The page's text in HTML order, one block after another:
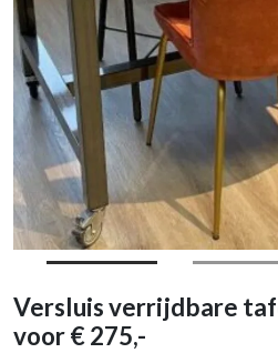
Versluis verrijdbare
voor € 275,-